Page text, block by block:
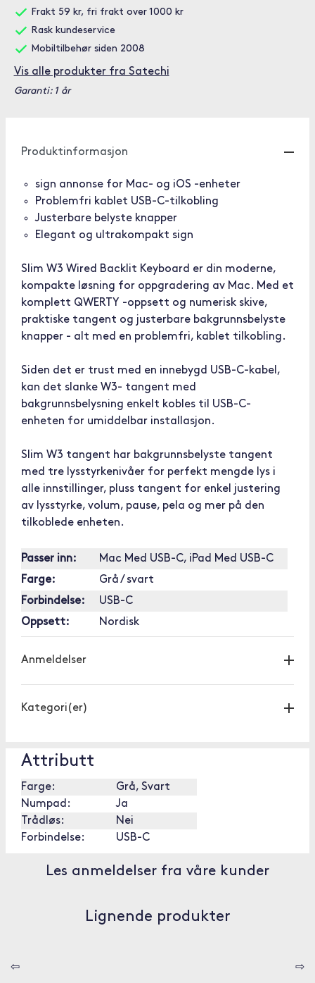
Frakt 59 kr, fri frakt over 1000 kr
Rask kundeservice
Mobiltilbehør siden 2008
Vis alle produkter fra Satechi
Garanti: 1 år
Produktinformasjon
sign annonse for Mac- og iOS -enheter
Problemfri kablet USB-C-tilkobling
Justerbare belyste knapper
Elegant og ultrakompakt sign
Slim W3 Wired Backlit Keyboard er din moderne,
kompakte løsning for oppgradering av Mac. Med et
komplett QWERTY -oppsett og numerisk skive,
praktiske tangent og justerbare bakgrunnsbelyste
knapper - alt med en problemfri, kablet tilkobling.
Siden det er trust med en innebygd USB-C-kabel,
kan det slanke W3- tangent med
bakgrunnsbelysning enkelt kobles til USB-C-
enheten for umiddelbar installasjon.
Slim W3 tangent har bakgrunnsbelyste tangent
med tre lysstyrkenivåer for perfekt mengde lys i
alle innstillinger, pluss tangent for enkel justering
av lysstyrke, volum, pause, pela og mer på den
tilkoblede enheten.
Passer inn:
Mac Med USB-C, iPad Med USB-C
Farge:
Grå / svart
Forbindelse:
USB-C
Oppsett:
Nordisk
Anmeldelser
Kategori(er)
Attributt
Farge:
Grå, Svart
Numpad:
Ja
Trådløs:
Nei
Forbindelse:
USB-C
Les anmeldelser fra våre kunder
Lignende produkter
⇦ ⇨